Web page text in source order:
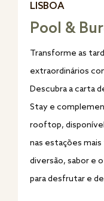
LISBOA
Pool &
Transforme as
extraordinários
Descubra a carta
Stay e
rooftop,
nas estações mais
diversão, sabor e
para desfrutar e